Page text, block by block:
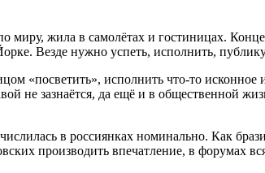
жила в самолётах и гостиницах.
Везде нужно успеть, исполнить, публику
«посветить», исполнить что-то
не зазнаётся, да ещё и в общественной
в россиянках номинально. Как
производить впечатление, в форумах